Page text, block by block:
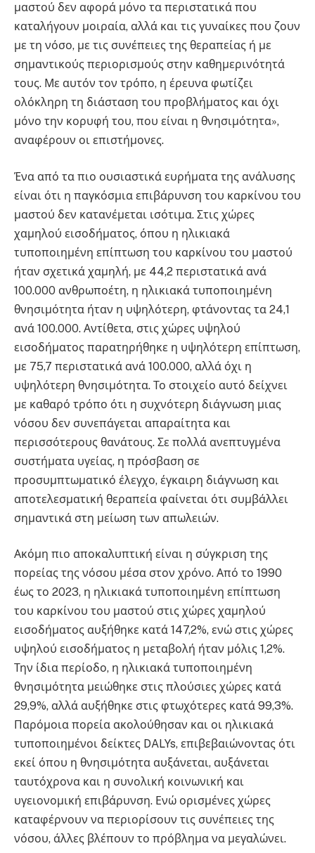
μαστού δεν αφορά μόνο τα περιστατικά που
καταλήγουν μοιραία, αλλά και τις γυναίκες που ζουν
με τη νόσο, με τις συνέπειες της θεραπείας ή με
σημαντικούς περιορισμούς στην καθημερινότητά
τους. Με αυτόν τον τρόπο, η έρευνα φωτίζει
ολόκληρη τη διάσταση του προβλήματος και όχι
μόνο την κορυφή του, που είναι η θνησιμότητα»,
αναφέρουν οι επιστήμονες.
Ένα από τα πιο ουσιαστικά ευρήματα της ανάλυσης
είναι ότι η παγκόσμια επιβάρυνση του καρκίνου του
μαστού δεν κατανέμεται ισότιμα. Στις χώρες
χαμηλού εισοδήματος, όπου η ηλικιακά
τυποποιημένη επίπτωση του καρκίνου του μαστού
ήταν σχετικά χαμηλή, με 44,2 περιστατικά ανά
100.000 ανθρωποέτη, η ηλικιακά τυποποιημένη
θνησιμότητα ήταν η υψηλότερη, φτάνοντας τα 24,1
ανά 100.000. Αντίθετα, στις χώρες υψηλού
εισοδήματος παρατηρήθηκε η υψηλότερη επίπτωση,
με 75,7 περιστατικά ανά 100.000, αλλά όχι η
υψηλότερη θνησιμότητα. Το στοιχείο αυτό δείχνει
με καθαρό τρόπο ότι η συχνότερη διάγνωση μιας
νόσου δεν συνεπάγεται απαραίτητα και
περισσότερους θανάτους. Σε πολλά ανεπτυγμένα
συστήματα υγείας, η πρόσβαση σε
προσυμπτωματικό έλεγχο, έγκαιρη διάγνωση και
αποτελεσματική θεραπεία φαίνεται ότι συμβάλλει
σημαντικά στη μείωση των απωλειών.
Ακόμη πιο αποκαλυπτική είναι η σύγκριση της
πορείας της νόσου μέσα στον χρόνο. Από το 1990
έως το 2023, η ηλικιακά τυποποιημένη επίπτωση
του καρκίνου του μαστού στις χώρες χαμηλού
εισοδήματος αυξήθηκε κατά 147,2%, ενώ στις χώρες
υψηλού εισοδήματος η μεταβολή ήταν μόλις 1,2%.
Την ίδια περίοδο, η ηλικιακά τυποποιημένη
θνησιμότητα μειώθηκε στις πλούσιες χώρες κατά
29,9%, αλλά αυξήθηκε στις φτωχότερες κατά 99,3%.
Παρόμοια πορεία ακολούθησαν και οι ηλικιακά
τυποποιημένοι δείκτες DALYs, επιβεβαιώνοντας ότι
εκεί όπου η θνησιμότητα αυξάνεται, αυξάνεται
ταυτόχρονα και η συνολική κοινωνική και
υγειονομική επιβάρυνση. Ενώ ορισμένες χώρες
καταφέρνουν να περιορίσουν τις συνέπειες της
νόσου, άλλες βλέπουν το πρόβλημα να μεγαλώνει.